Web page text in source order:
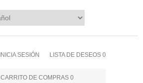
INICIA SESIÓN LISTA DE DESEOS 0
CARRITO DE COMPRAS 0